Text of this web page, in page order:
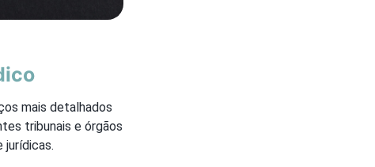
mais detalhados
tribunais e órgãos